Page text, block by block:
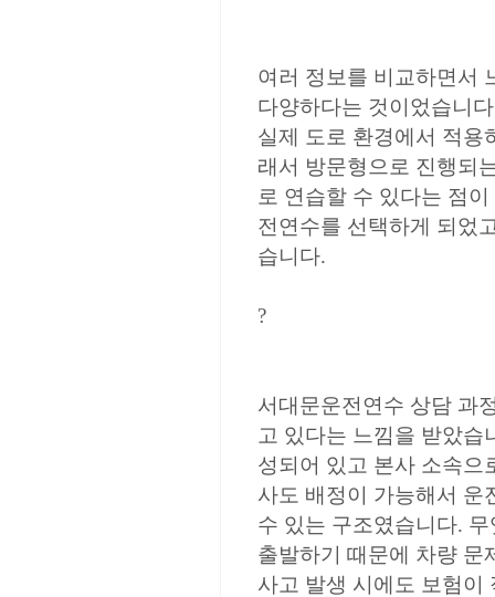
여러 정보를 비교하면서
다양하다는 것이었습니
실제 도로 환경에서 적용
래서 방문형으로 진행되
로 연습할 수 있다는 점
전연수를 선택하게 되었
습니다.
?
서대문운전연수 상담 과
고 있다는 느낌을 받았습
성되어 있고 본사 소속으
사도 배정이 가능해서 운
수 있는 구조였습니다.
출발하기 때문에 차량 문
사고 발생 시에도 보험이